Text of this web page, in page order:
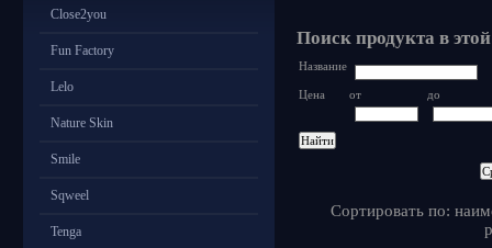
Close2you
Fun Factory
Lelo
Nature Skin
Smile
Sqweel
Tenga
Поиск продукта в
Название
Цена от до
Сортировать по: